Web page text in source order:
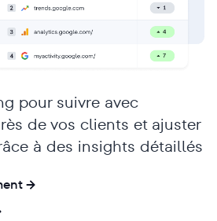
pour suivre avec
de vos clients et ajuster
à des insights détaillés